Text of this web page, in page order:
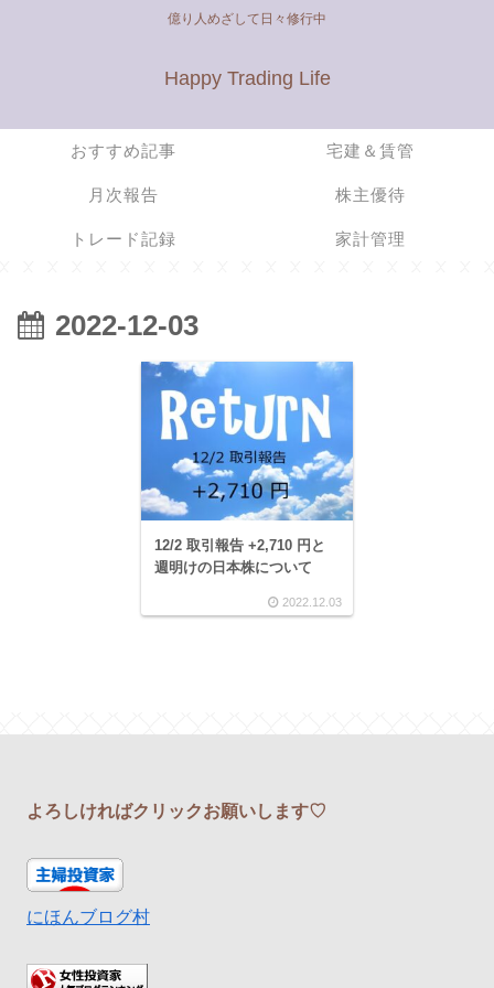
億り人めざして日々修行中
Happy Trading Life
おすすめ記事 宅建＆賃管
月次報告 株主優待
トレード記録 家計管理
2022-12-03
12/2 取引報告 +2,710 円と
週明けの日本株について
2022.12.03
よろしければクリックお願いします♡
にほんブログ村